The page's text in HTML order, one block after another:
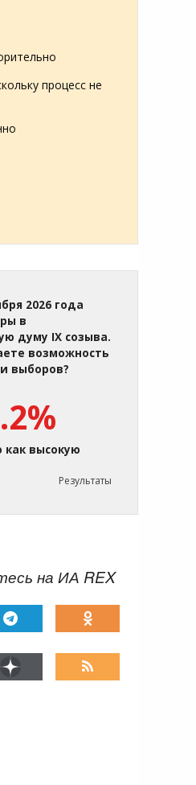
процесс не
2026 года
в
думу IX созыва.
возможность
выборов?
высокую
Результаты
на ИА REX